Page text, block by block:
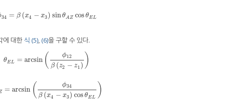
34 = β (x4 − x3) sinθ A Z cosθEL
ϕ34=β(x4 −x 3)sinθAZcosθEL
에 대한 식 (5),(6)을 구할 수 있다.
θEL = arcsin ( ϕ12
β (z2 − z1) )
θ EL =arcsin ϕ 12β(z2−z1))
= arcsin ( ϕ34
β (x4 − x3) cosθEL )
θAZ=arcsin( ϕ34β(x4−x3)cosθEL)